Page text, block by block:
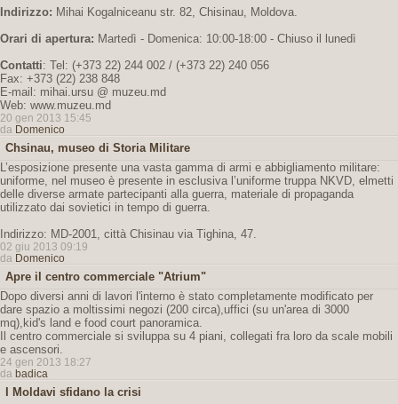
Indirizzo: Mihai Kogalniceanu str. 82, Chisinau, Moldova.
Orari di apertura: Martedì - Domenica: 10:00-18:00 - Chiuso il lunedì
Contatti: Tel: (+373 22) 244 002 / (+373 22) 240 056
Fax: +373 (22) 238 848
E-mail: mihai.ursu @ muzeu.md
Web: www.muzeu.md
20 gen 2013 15:45
da Domenico
Chsinau, museo di Storia Militare
L’esposizione presente una vasta gamma di armi e abbigliamento militare:
uniforme, nel museo è presente in esclusiva l’uniforme truppa NKVD, elmetti
delle diverse armate partecipanti alla guerra, materiale di propaganda
utilizzato dai sovietici in tempo di guerra.
Indirizzo: MD-2001, città Chisinau via Tighina, 47.
02 giu 2013 09:19
da Domenico
Apre il centro commerciale "Atrium"
Dopo diversi anni di lavori l'interno è stato completamente modificato per
dare spazio a moltissimi negozi (200 circa),uffici (su un'area di 3000
mq),kid's land e food court panoramica.
Il centro commerciale si sviluppa su 4 piani, collegati fra loro da scale mobili
e ascensori.
24 gen 2013 18:27
da badica
I Moldavi sfidano la crisi